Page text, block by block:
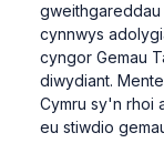
gweithgareddau
cynnwys
cyngor Gemau
diwydiant.
Cymru sy'n rhoi
eu stiwdio